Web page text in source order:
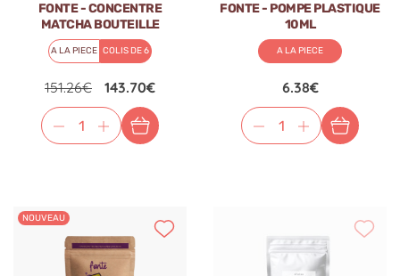
FONTE - CONCENTRE
MATCHA BOUTEILLE
PLASTIQUE 750ML
A LA PIECE COLIS DE 6
151.26€ 143.70€
FONTE - POMPE PLASTIQUE
10ML
A LA PIECE
6.38€
NOUVEAU